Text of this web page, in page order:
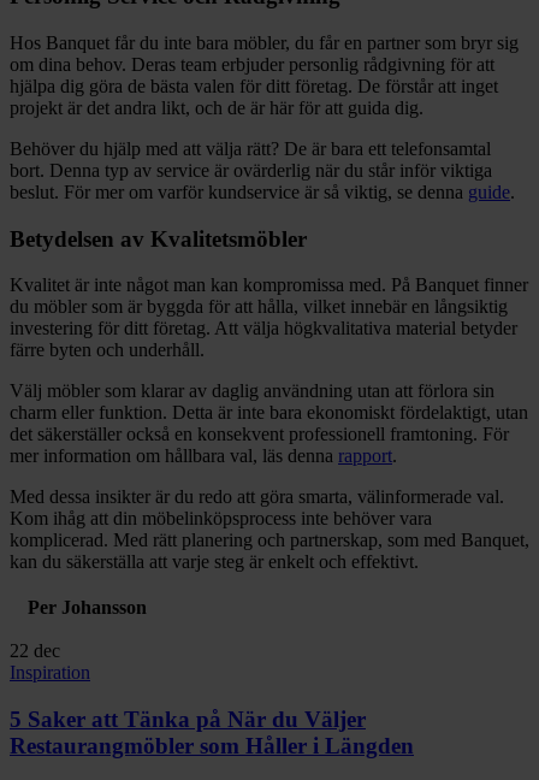
Hos Banquet får du inte bara möbler, du får en partner som bryr sig
om dina behov. Deras team erbjuder personlig rådgivning för att
hjälpa dig göra de bästa valen för ditt företag. De förstår att inget
projekt är det andra likt, och de är här för att guida dig.
Behöver du hjälp med att välja rätt? De är bara ett telefonsamtal
bort. Denna typ av service är ovärderlig när du står inför viktiga
beslut. För mer om varför kundservice är så viktig, se denna guide.
Betydelsen av Kvalitetsmöbler
Kvalitet är inte något man kan kompromissa med. På Banquet finner
du möbler som är byggda för att hålla, vilket innebär en långsiktig
investering för ditt företag. Att välja högkvalitativa material betyder
färre byten och underhåll.
Välj möbler som klarar av daglig användning utan att förlora sin
charm eller funktion. Detta är inte bara ekonomiskt fördelaktigt, utan
det säkerställer också en konsekvent professionell framtoning. För
mer information om hållbara val, läs denna rapport.
Med dessa insikter är du redo att göra smarta, välinformerade val.
Kom ihåg att din möbelinköpsprocess inte behöver vara
komplicerad. Med rätt planering och partnerskap, som med Banquet,
kan du säkerställa att varje steg är enkelt och effektivt.
Per Johansson
22 dec
Inspiration
5 Saker att Tänka på När du Väljer
Restaurangmöbler som Håller i Längden